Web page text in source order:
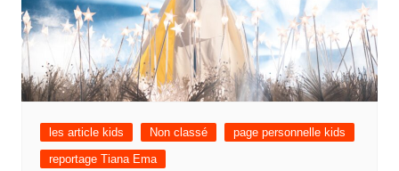
les article kids Non classé
page personnelle kids
reportage Tiana Ema